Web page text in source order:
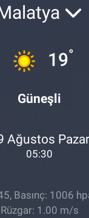
19°
Güneşli
Ağustos Pazar
05:30
Basınç: 1006
Rüzgar: 1.00 m/s